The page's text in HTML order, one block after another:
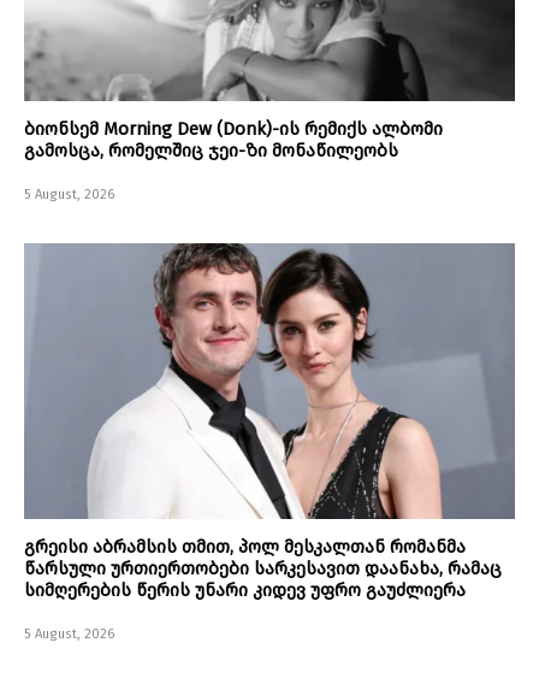
ბიონსემ Morning Dew (Donk)-ის რემიქს ალბომი
გამოსცა, რომელშიც ჯეი-ზი მონაწილეობს
5 August, 2026
გრეისი აბრამსის თმით, პოლ მესკალთან რომანმა
წარსული ურთიერთობები სარკესავით დაანახა, რამაც
სიმღერების წერის უნარი კიდევ უფრო გაუძლიერა
5 August, 2026